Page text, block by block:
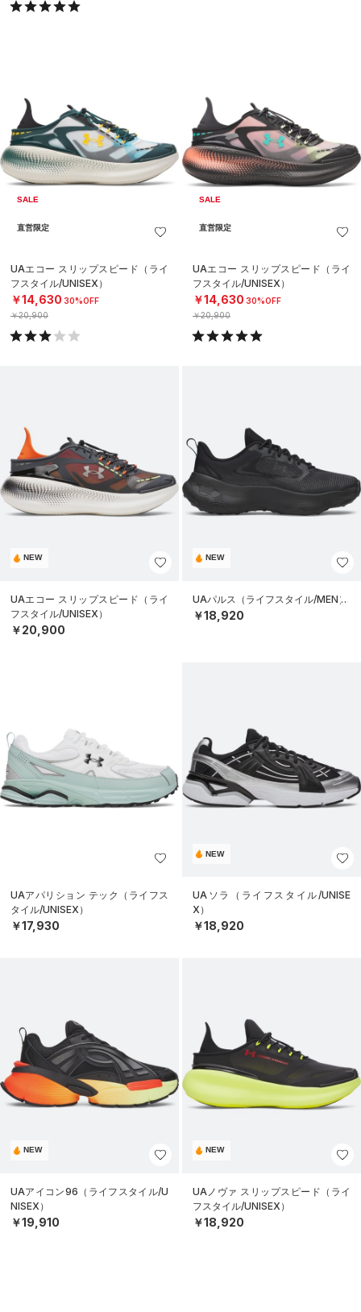
SALE
直営限定
UAエコー スリップスピード（ライ
フスタイル/UNISEX）
￥14,630 30%OFF
￥20,900
SALE
直営限定
UAエコー スリップスピード（ライ
フスタイル/UNISEX）
￥14,630 30%OFF
￥20,900
NEW
UAエコー スリップスピード（ライ
フスタイル/UNISEX）
￥20,900
NEW
UAパルス（ライフスタイル/MEN）
￥18,920
UAアパリション テック（ライフス
タイル/UNISEX）
￥17,930
NEW
UAソラ（ライフスタイル/UNISE
X）
￥18,920
NEW
UAアイコン96（ライフスタイル/U
NISEX）
￥19,910
NEW
UAノヴァ スリップスピード（ライ
フスタイル/UNISEX）
￥18,920